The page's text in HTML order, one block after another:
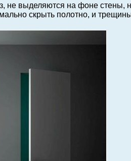
выделяются на фоне стены,
скрыть полотно, и